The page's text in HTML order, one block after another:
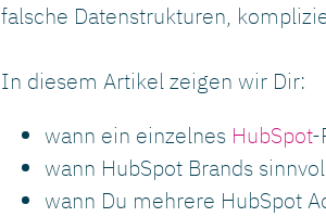
falsche Datenstrukturen,
In diesem Artikel zeigen wir Dir:
wann ein einzelnes HubSpot-
wann HubSpot Brands
wann Du mehrere HubSpot